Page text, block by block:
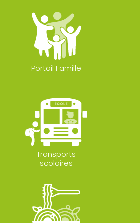
Portail Famille
Transports
scolaires